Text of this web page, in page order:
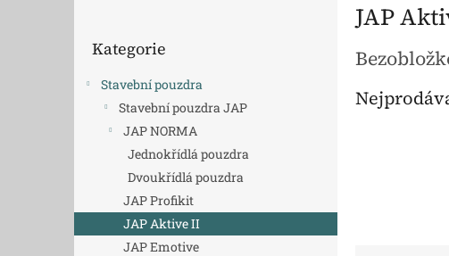
n
e
kategorie
Kategorie
Stavební pouzdra
Stavební pouzdra JAP
JAP NORMA
Jednokřídlá pouzdra
Dvoukřídlá pouzdra
JAP Profikit
JAP Aktive II
JAP Emotive
JAP